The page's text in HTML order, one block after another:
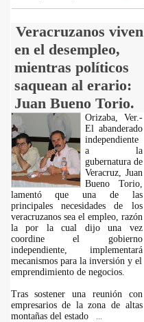
Veracruzanos viven
en el desempleo,
mientras políticos
saquean al erario:
Juan Bueno Torio.
Orizaba, Ver.-
El abanderado
independiente
a la
gubernatura de
Veracruz, Juan
Bueno Torio,
lamentó que una de las
principales necesidades de los
veracruzanos sea el empleo, razón
la por la cual dijo una vez
coordine el gobierno
independiente, implementará
mecanismos para la inversión y el
emprendimiento de negocios.
Tras sostener una reunión con
empresarios de la zona de altas
montañas del estado